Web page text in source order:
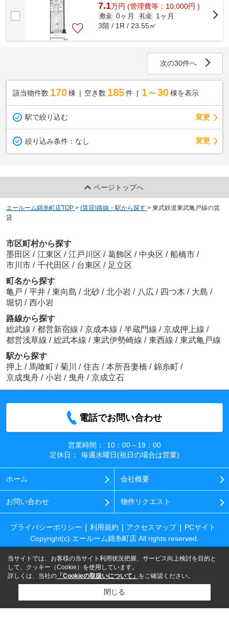
7.1万円 (管理費等：10,000円 )
敷金 0ヶ月 礼金
1ヶ月
3階 / 1R / 23.55㎡
次の30件へ
該当物件数 170棟 空き数 185 件 1～30 棟を表示
駅で絞り込む 変更
絞り込み条件： なし 変更
ページトップへ
エールーム錦糸町店TOP > (賃貸)路線・駅から探す > 東武鉄道東武亀戸線の賃
貸
市区町村から探す
墨田区 / 江東区 / 江戸川区 / 葛飾区 / 中央区 / 船橋市 /
市川市 / 千代田区 / 台東区 / 足立区
町名から探す
亀戸 / 平井 / 東向島 / 北砂 / 北小岩 / 八広 / 四つ木 / 大島 /
堀切 / 西小岩
路線から探す
総武線 / 都営新宿線 / 京成本線 / 半蔵門線 / 京成押上線 /
都営浅草線 / 総武本線 / 東武伊勢崎線 / 東西線 / 東武亀戸線
駅から探す
押上 / 馬喰町 / 菊川 / 住吉 / 本所吾妻橋 / 錦糸町 /
京成曳舟 / 小岩 / 曳舟 / 京成立石
電話でお問い合わせ
営業時間：
10：00～19：00
定休日：
毎週水曜日(祝日の場合は営業)
ホーム 会社概要
お問い合わせ 物件リクエスト
プライバシーポリシー 利用規約 アクセスマップ
PCサイト
Copyright(c) エールーム錦糸町店 All rights reserved.
当サイトでは、お客様の当サイト利用状況把握、サービス向上検討を目的と
して、クッキー（Cookie）を使用しています。
詳しくは、当社の 「Cookieの取扱いについて」 をご確認ください。
閉じる